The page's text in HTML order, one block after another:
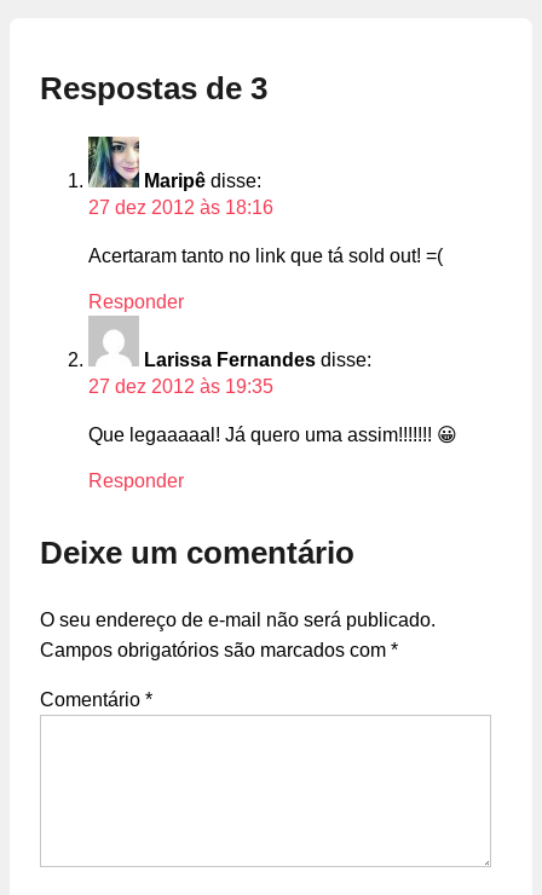
Respostas de 3
Maripê disse:
27 dez 2012 às 18:16
Acertaram tanto no link que tá sold out! =(
Responder
Larissa Fernandes disse:
27 dez 2012 às 19:35
Que legaaaaal! Já quero uma assim!!!!!!! 😀
Responder
Deixe um comentário
O seu endereço de e-mail não será publicado.
Campos obrigatórios são marcados com *
Comentário *